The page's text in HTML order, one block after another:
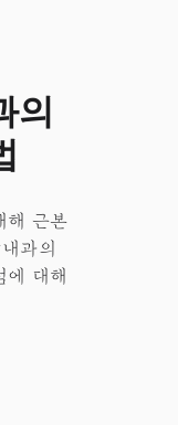
의
해 근본
과의
에 대해